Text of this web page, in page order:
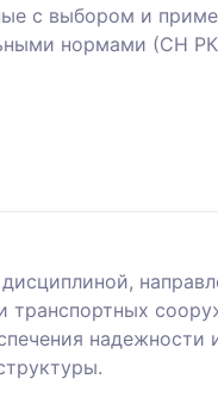
с выбором и
нормами (СН
транспортных
надежности